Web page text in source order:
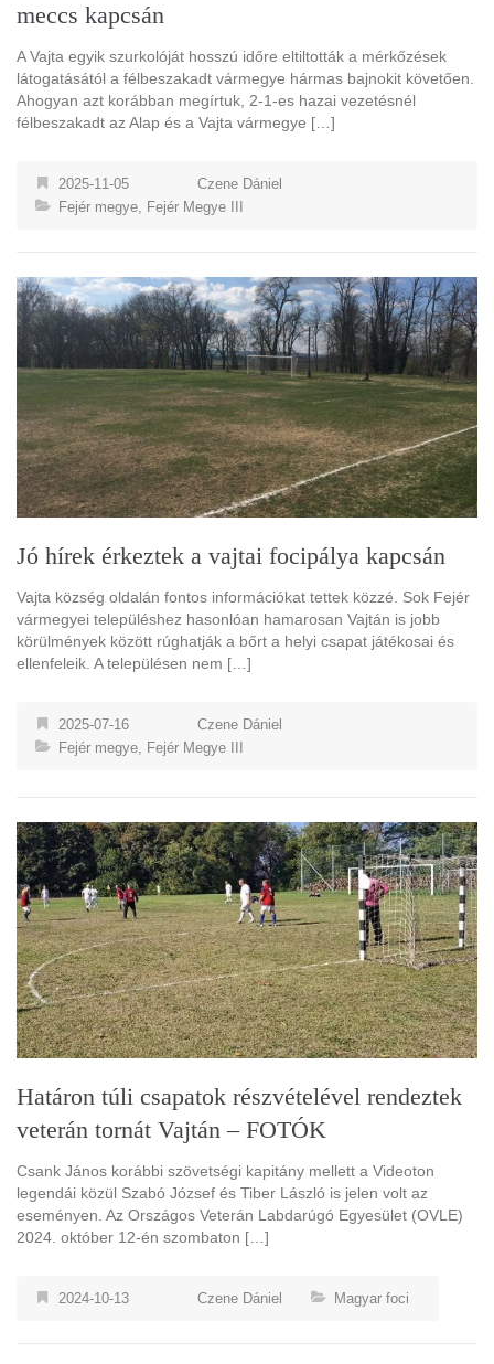
meccs kapcsán
A Vajta egyik szurkolóját hosszú időre eltiltották a mérkőzések
látogatásától a félbeszakadt vármegye hármas bajnokit követően.
Ahogyan azt korábban megírtuk, 2-1-es hazai vezetésnél
félbeszakadt az Alap és a Vajta vármegye […]
2025-11-05
Czene Dániel
Fejér megye, Fejér Megye III
Jó hírek érkeztek a vajtai focipálya kapcsán
Vajta község oldalán fontos információkat tettek közzé. Sok Fejér
vármegyei településhez hasonlóan hamarosan Vajtán is jobb
körülmények között rúghatják a bőrt a helyi csapat játékosai és
ellenfeleik. A településen nem […]
2025-07-16
Czene Dániel
Fejér megye, Fejér Megye III
Határon túli csapatok részvételével rendeztek
veterán tornát Vajtán – FOTÓK
Csank János korábbi szövetségi kapitány mellett a Videoton
legendái közül Szabó József és Tiber László is jelen volt az
eseményen. Az Országos Veterán Labdarúgó Egyesület (OVLE)
2024. október 12-én szombaton […]
2024-10-13 Czene Dániel Magyar foci